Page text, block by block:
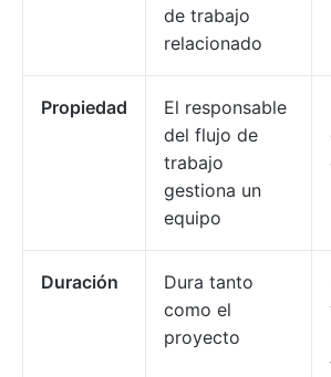
de trabajo
relacionado
Propiedad
El responsable
del flujo de
trabajo
gestiona un
equipo
Duración
Dura tanto
como el
proyecto